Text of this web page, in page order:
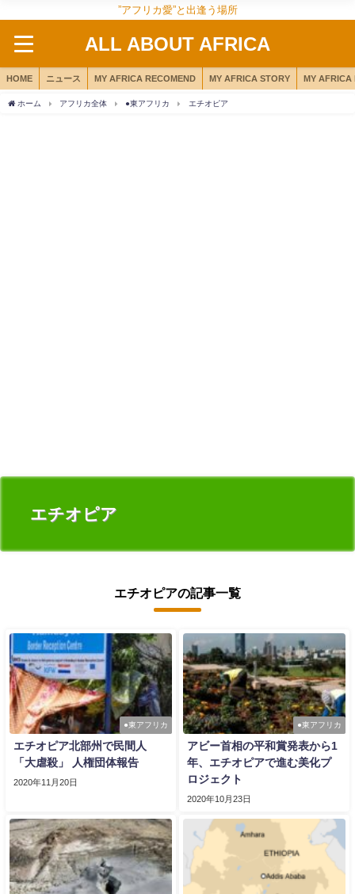
”アフリカ愛”と出逢う場所
ALL ABOUT AFRICA
HOME ニュース MY AFRICA RECOMEND MY AFRICA STORY MY AFRICA
ホーム アフリカ全体 ●東アフリカ エチオピア
エチオピア
エチオピアの記事一覧
●東アフリカ
エチオピア北部州で民間人
「大虐殺」 人権団体報告
2020年11月20日
●東アフリカ
アビー首相の平和賞発表から1
年、エチオピアで進む美化プ
ロジェクト
2020年10月23日